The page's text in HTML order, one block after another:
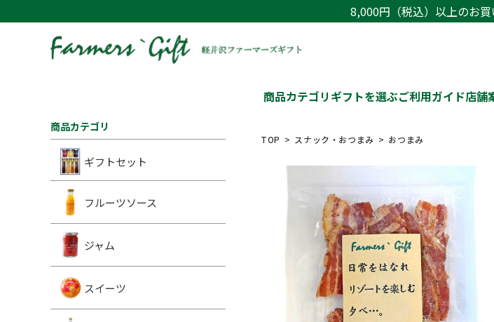
8,000円（税込）以上のお買
商品カテゴリギフトを選ぶご利用ガイド店舗
TOP スナック・おつまみ おつまみ
商品カテゴリ
ギフトセット
フルーツソース
ジャム
スイーツ